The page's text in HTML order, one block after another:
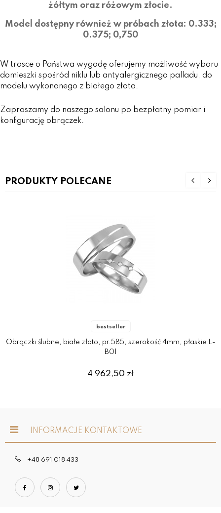
żółtym oraz różowym złocie.
Model dostępny również w próbach złota: 0.333;
0.375; 0,750
W trosce o Państwa wygodę oferujemy możliwość wyboru
domieszki spośród niklu lub antyalergicznego palladu, do
modelu wykonanego z białego złota.
Zapraszamy do naszego salonu po bezpłatny pomiar i
konfigurację obrączek.
PRODUKTY POLECANE
bestseller
Obrączki ślubne, białe złoto, pr.585, szerokość 4mm, płaskie L-
B01
4 962,50 zł
INFORMACJE KONTAKTOWE
+48 691 018 433